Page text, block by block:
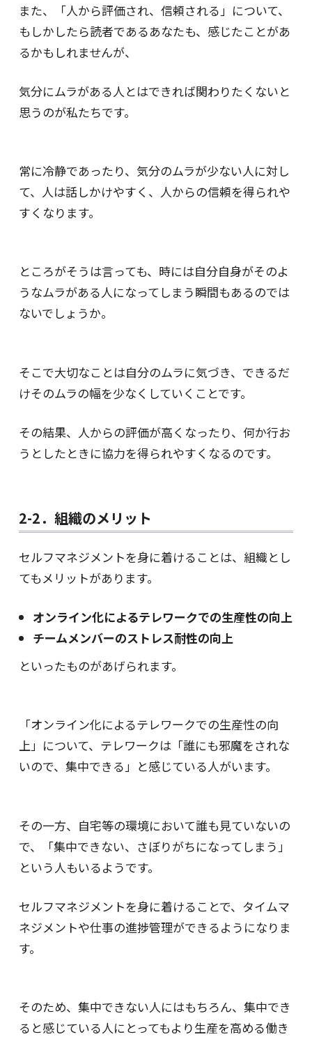
また、「人から評価され、信頼される」について、
もしかしたら読者であるあなたも、感じたことがあ
るかもしれませんが、
気分にムラがある人とはできれば関わりたくないと
思うのが私たちです。
常に冷静であったり、気分のムラが少ない人に対し
て、人は話しかけやすく、人からの信頼を得られや
すくなります。
ところがそうは言っても、時には自分自身がそのよ
うなムラがある人になってしまう瞬間もあるのでは
ないでしょうか。
そこで大切なことは自分のムラに気づき、できるだ
けそのムラの幅を少なくしていくことです。
その結果、人からの評価が高くなったり、何か行お
うとしたときに協力を得られやすくなるのです。
2-2．組織のメリット
セルフマネジメントを身に着けることは、組織とし
てもメリットがあります。
オンライン化によるテレワークでの生産性の向上
チームメンバーのストレス耐性の向上
といったものがあげられます。
「オンライン化によるテレワークでの生産性の向
上」について、テレワークは「誰にも邪魔をされな
いので、集中できる」と感じている人がいます。
その一方、自宅等の環境において誰も見ていないの
で、「集中できない、さぼりがちになってしまう」
という人もいるようです。
セルフマネジメントを身に着けることで、タイムマ
ネジメントや仕事の進捗管理ができるようになりま
す。
そのため、集中できない人にはもちろん、集中でき
ると感じている人にとってもより生産を高める働き